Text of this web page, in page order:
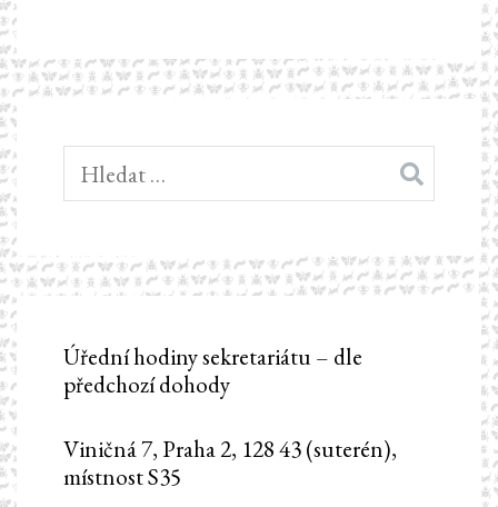
Vyhledávání
Úřední hodiny sekretariátu – dle
předchozí dohody
Viničná 7, Praha 2, 128 43 (suterén),
místnost S35